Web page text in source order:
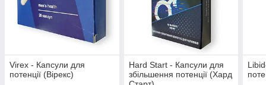
Virex - Капсули для
потенції (Вірекс)
Hard Start - Капсули для
збільшення потенції (Хард